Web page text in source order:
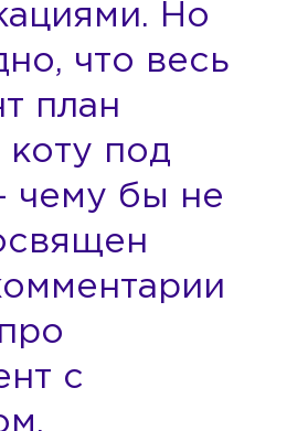
Но
что весь
план
под
чему бы не
с